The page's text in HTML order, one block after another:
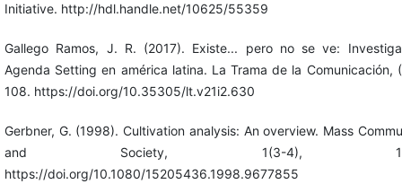
Initiative. http://hdl.handle.net/10625/55359
Gallego Ramos, J. R. (2017). Existe... pero no se ve:
Agenda Setting en américa latina. La Trama de la Comunicación,
108. https://doi.org/10.35305/lt.v21i2.630
Gerbner, G. (1998). Cultivation analysis: An overview. Mass
and Society, 1(3-4), 175-
https://doi.org/10.1080/15205436.1998.9677855